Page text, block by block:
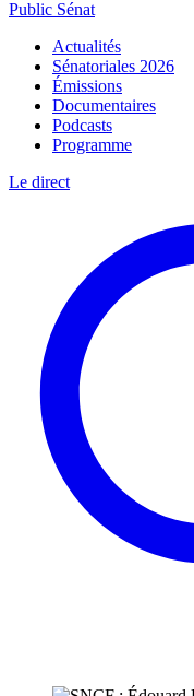
Public Sénat
Actualités
Sénatoriales 2026
Émissions
Documentaires
Podcasts
Programme
Le direct